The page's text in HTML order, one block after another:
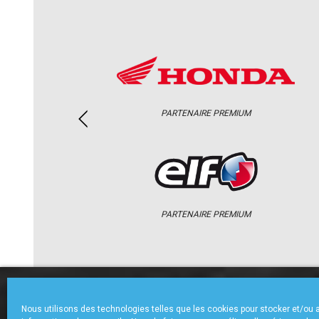
Nous utilisons des technologies telles que les cookies pour stocker et/ou
PARTENAIRE PREMIUM
PARTENAIRE PREMIUM
ACCUEIL CHAMPIONNAT